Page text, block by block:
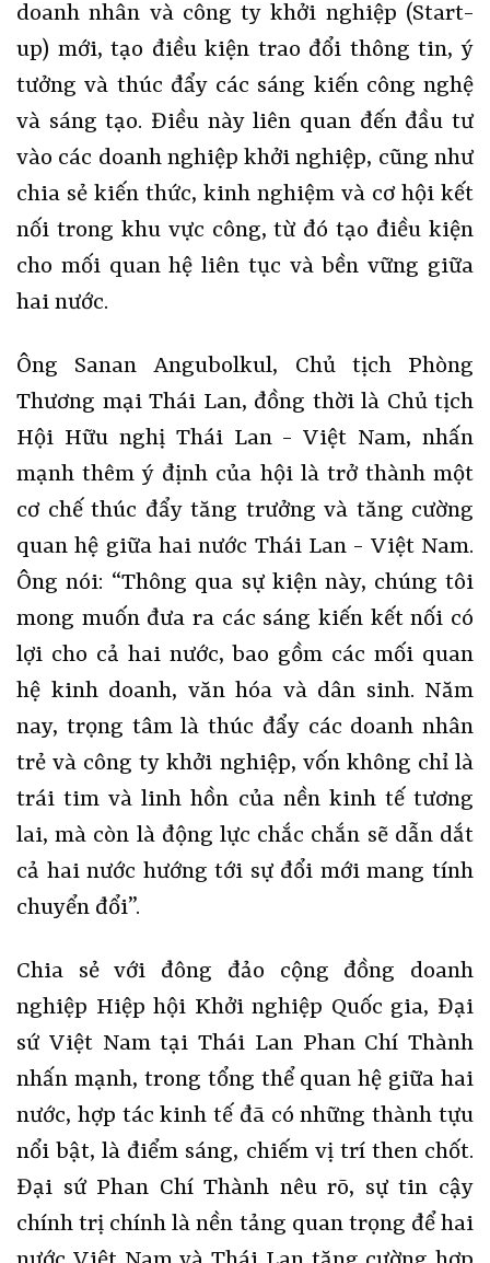
doanh nhân và công ty khởi nghiệp (Start-
up) mới, tạo điều kiện trao đổi thông tin, ý
tưởng và thúc đẩy các sáng kiến công nghệ
và sáng tạo. Điều này liên quan đến đầu tư
vào các doanh nghiệp khởi nghiệp, cũng như
chia sẻ kiến thức, kinh nghiệm và cơ hội kết
nối trong khu vực công, từ đó tạo điều kiện
cho mối quan hệ liên tục và bền vững giữa
hai nước.
Ông Sanan Angubolkul, Chủ tịch Phòng
Thương mại Thái Lan, đồng thời là Chủ tịch
Hội Hữu nghị Thái Lan - Việt Nam, nhấn
mạnh thêm ý định của hội là trở thành một
cơ chế thúc đẩy tăng trưởng và tăng cường
quan hệ giữa hai nước Thái Lan - Việt Nam.
Ông nói: “Thông qua sự kiện này, chúng tôi
mong muốn đưa ra các sáng kiến kết nối có
lợi cho cả hai nước, bao gồm các mối quan
hệ kinh doanh, văn hóa và dân sinh. Năm
nay, trọng tâm là thúc đẩy các doanh nhân
trẻ và công ty khởi nghiệp, vốn không chỉ là
trái tim và linh hồn của nền kinh tế tương
lai, mà còn là động lực chắc chắn sẽ dẫn dắt
cả hai nước hướng tới sự đổi mới mang tính
chuyển đổi”.
Chia sẻ với đông đảo cộng đồng doanh
nghiệp Hiệp hội Khởi nghiệp Quốc gia, Đại
sứ Việt Nam tại Thái Lan Phan Chí Thành
nhấn mạnh, trong tổng thể quan hệ giữa hai
nước, hợp tác kinh tế đã có những thành tựu
nổi bật, là điểm sáng, chiếm vị trí then chốt.
Đại sứ Phan Chí Thành nêu rõ, sự tin cậy
chính trị chính là nền tảng quan trọng để hai